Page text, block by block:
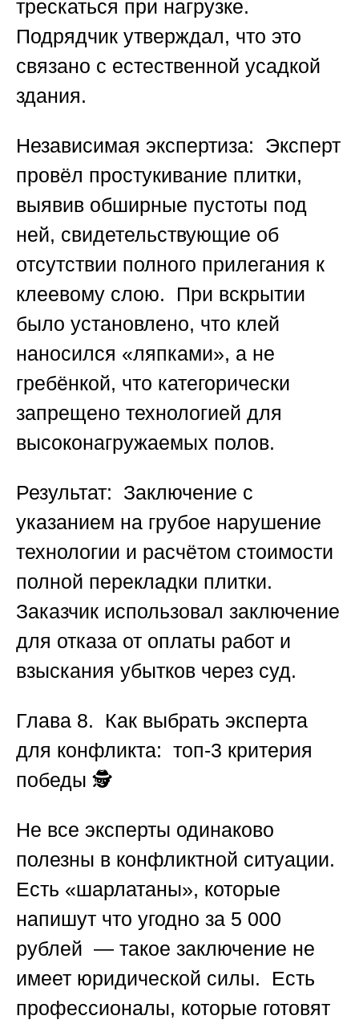
трескаться при нагрузке.
Подрядчик утверждал, что это
связано с естественной усадкой
здания.
Независимая экспертиза: Эксперт
провёл простукивание плитки,
выявив обширные пустоты под
ней, свидетельствующие об
отсутствии полного прилегания к
клеевому слою. При вскрытии
было установлено, что клей
наносился «ляпками», а не
гребёнкой, что категорически
запрещено технологией для
высоконагружаемых полов.
Результат: Заключение с
указанием на грубое нарушение
технологии и расчётом стоимости
полной перекладки плитки.
Заказчик использовал заключение
для отказа от оплаты работ и
взыскания убытков через суд.
Глава 8. Как выбрать эксперта
для конфликта: топ-3 критерия
победы 🕵️
Не все эксперты одинаково
полезны в конфликтной ситуации.
Есть «шарлатаны», которые
напишут что угодно за 5 000
рублей — такое заключение не
имеет юридической силы. Есть
профессионалы, которые готовят